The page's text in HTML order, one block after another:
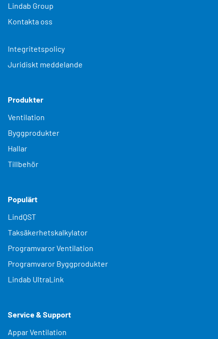
Lindab Group
Kontakta oss
Integritetspolicy
Juridiskt meddelande
Produkter
Ventilation
Byggprodukter
Hallar
Tillbehör
Populärt
LindQST
Taksäkerhetskalkylator
Programvaror Ventilation
Programvaror Byggprodukter
Lindab UltraLink
Service & Support
Appar Ventilation